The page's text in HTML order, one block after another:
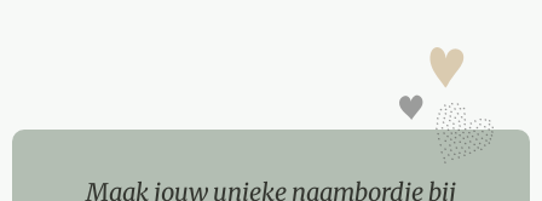
Maak jouw unieke naambordje bij